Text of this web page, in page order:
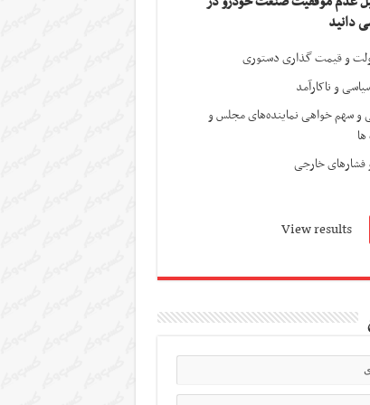
دانید
و قیمت گذاری دستوری
و ناکارآمد
و سهم خواهی نماینده‌های مجلس و
فشارهای خارجی
View results